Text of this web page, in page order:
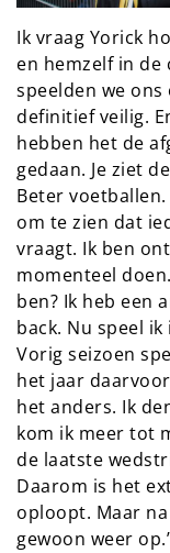
Ik vraag Yorick
en hemzelf in de
speelden we
definitief veilig.
hebben het de
gedaan. Je ziet
Beter
om te zien dat
vraagt. Ik ben
momenteel
ben? Ik heb een
back. Nu speel
Vorig seizoen
het jaar
het anders. Ik
kom ik meer tot
de laatste
Daarom is het
oploopt. Maar
gewoon weer op.’